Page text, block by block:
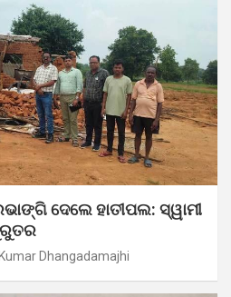
ଦେଲେ ହାତୀପଲ: ସ୍ୱାମୀ
Dhangadamajhi